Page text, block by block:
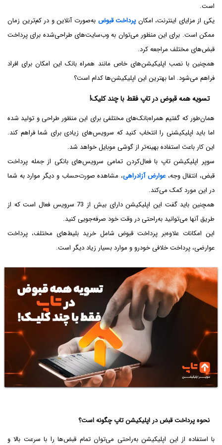
است.
یکی از مزایای اینترنت، امکان پرداخت قبوض به‌صورت آنلاین و در کم‌ترین زمان
ممکن است.‌ برای این منظور می‌توان به وب‌سایت‌های طراحی‌شده برای پرداخت
قبض‌های مختلف مراجعه کرد.
همچنین با نصب اپلیکیشن‌های خاص مانند همراه بانک این امکان برای افراد
فراهم می‌شود. اما بهترین این اپلیکیشن‌ها کدام است؟
تسویه همه قبوض در تاپ فقط با چند کلیک!
همان‌طور که گفتیم همراه‌بانک‌های مختلفی برای این منظور طراحی و تولید شده
اما باید اپلیکیشنی را انتخاب کنید که سرویس‌های زیادی برای شما فراهم کند.
این کار باعث استفاده بهینه‌تر از گوشی موبایل خواهد شد.
سوپر اپلیکیشن تاپ با فعال‌کردن تمامی سرویس‌های بانکی از جمله پرداخت
قبض، انتقال وجه،عوارض آزادراهی، مشاهده صورت‌حساب و دیگر موارد به شما
در این مورد کمک می‌کند.
همچنین باید گفت این اپلیکیشن دارای بیش از 73 سرویس فعال است که از
طریق آنها می‌توانید به‌راحتی در وقت خود صرفه‌جویی کنید.
این امکانات علاوه‌بر پرداخت قبوض شامل خرید بلیط‌های مختلف، پرداخت
عوارضی، پرداخت خلافی خودرو و موارد بسیار زیاد دیگر است.
نحوه پرداخت قبض در اپلیکیشن تاپ چگونه است؟
با استفاده از این اپلیکیشن به‌راحتی می‌توان تمام قبض‌ها را با سرعت بالا و